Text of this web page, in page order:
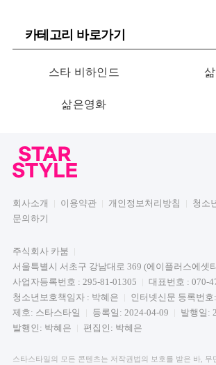
카테고리 바로가기
스타 비하인드
삶은영화
회사소개 이용약관 개인정보처리방침
청소
문의하기
주식회사 카붐
서울특별시 서초구 강남대로 369 (에이플러스에셋
사업자등록번호 : 295-81-01305
대표번호 : 070-
청소년보호책임자 : 박혜은
인터넷신문 등록번호
제호: 스타스타일
등록일: 2024-04-09
발행일:
발행인: 박혜은
편집인: 박혜은
스타스타일의 모든 콘텐츠는 저작권법의 보호를 받은 바, 무